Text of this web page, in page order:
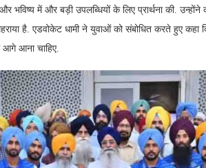
भविष्य में और बड़ी उपलब्धियों के लिए प्रार्थना की.
है. एडवोकेट धामी ने युवाओं को संबोधित करते हुए कहा
आगे आना चाहिए.